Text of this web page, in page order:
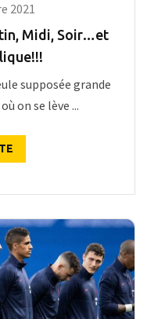
2021
Midi, Soir…et
supposée grande
on se lève ...